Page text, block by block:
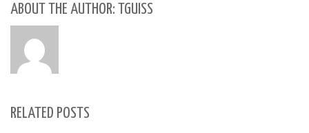
ABOUT THE AUTHOR: TGUISS
RELATED POSTS